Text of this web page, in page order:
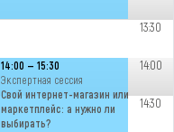
14:00 — 15:30
Экспертная сессия
Свой интернет-магазин или
маркетплейс: а нужно ли
выбирать?
13:30
14:00
14:30